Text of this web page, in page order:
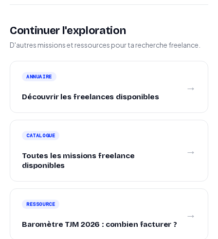
Continuer l'exploration
D'autres missions et ressources pour ta recherche freelance.
ANNUAIRE
Découvrir les freelances disponibles
→
CATALOGUE
Toutes les missions freelance
disponibles
→
RESSOURCE
Baromètre TJM 2026 : combien facturer ?
→